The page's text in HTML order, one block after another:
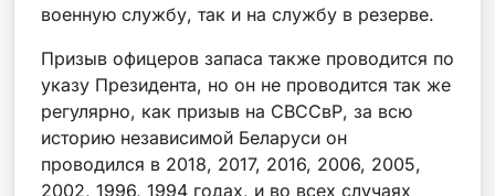
военную службу, так и на службу в резерве.
Призыв офицеров запаса также проводится по
указу Президента, но он не проводится так же
регулярно, как призыв на СВССвР, за всю
историю независимой Беларуси он
проводился в 2018, 2017, 2016, 2006, 2005,
2002, 1996, 1994 годах, и во всех случаях